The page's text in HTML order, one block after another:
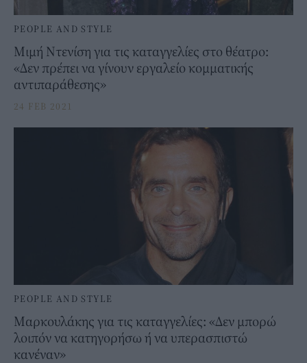
PEOPLE AND STYLE
Μιμή Ντενίση για τις καταγγελίες στο θέατρο:
«Δεν πρέπει να γίνουν εργαλείο κομματικής
αντιπαράθεσης»
24 FEB 2021
PEOPLE AND STYLE
Μαρκουλάκης για τις καταγγελίες: «Δεν μπορώ
λοιπόν να κατηγορήσω ή να υπερασπιστώ
κανέναν»